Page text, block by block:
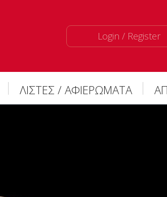
Login / Register
ΛΙΣΤΕΣ / ΑΦΙΕΡΩΜΑΤΑ